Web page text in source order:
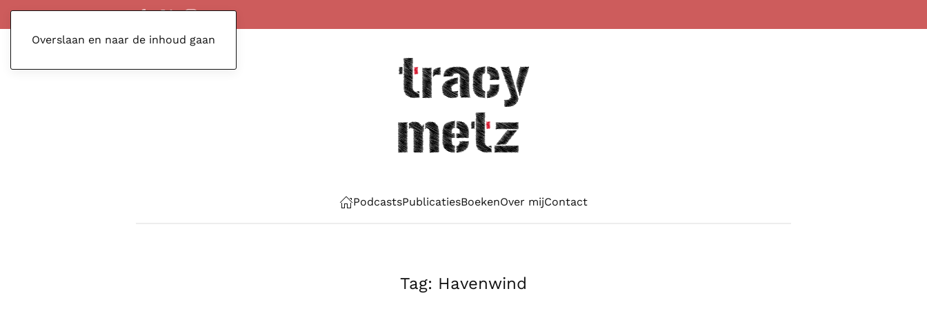
Overslaan en naar de inhoud gaan
PodcastsPublicatiesBoekenOver mijContact
Tag: Havenwind